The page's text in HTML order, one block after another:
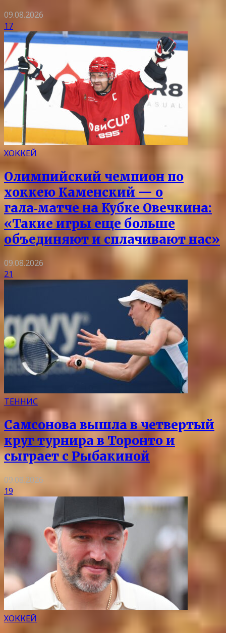
09.08.2026
17
ХОККЕЙ
Олимпийский чемпион по
хоккею Каменский — о
гала‑матче на Кубке Овечкина:
«Такие игры еще больше
объединяют и сплачивают нас»
09.08.2026
21
ТЕННИС
Самсонова вышла в четвертый
круг турнира в Торонто и
сыграет с Рыбакиной
09.08.2026
19
ХОККЕЙ